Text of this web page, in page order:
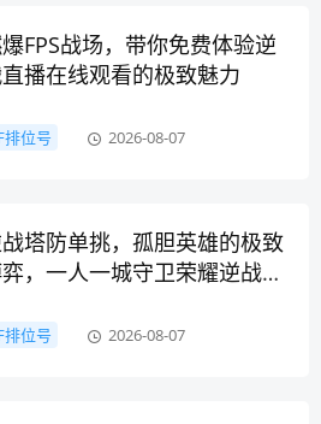
FPS战场，带你免费体验逆
播在线观看的极致魅力
排位号 2026-08-07
塔防单挑，孤胆英雄的极致
，一人一城守卫荣耀逆战塔
排位号 2026-08-07